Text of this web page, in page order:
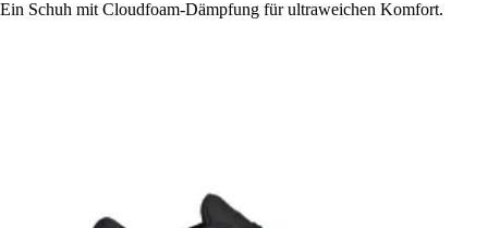
Ein Schuh mit Cloudfoam-Dämpfung für ultraweichen Komfort.